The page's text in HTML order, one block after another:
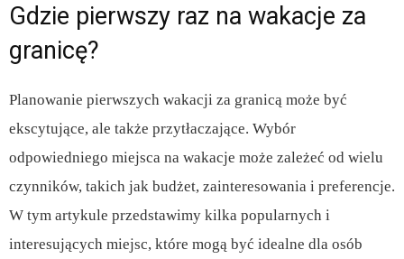
Gdzie pierwszy raz na wakacje za
granicę?
Planowanie pierwszych wakacji za granicą może być
ekscytujące, ale także przytłaczające. Wybór
odpowiedniego miejsca na wakacje może zależeć od wielu
czynników, takich jak budżet, zainteresowania i preferencje.
W tym artykule przedstawimy kilka popularnych i
interesujących miejsc, które mogą być idealne dla osób